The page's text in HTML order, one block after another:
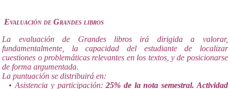
Evaluación de Grandes libros
La evaluación de Grandes libros irá dirigida a valorar,
fundamentalmente, la capacidad del estudiante de localizar
cuestiones o problemáticas relevantes en los textos, y de posicionarse
de forma argumentada.
La puntuación se distribuirá en:
• Asistencia y participación:25% de la nota semestral. Actividad